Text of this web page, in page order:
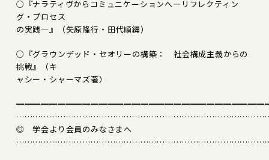
○『ナラティヴからコミュニケーションへ―リフレクティン
グ・プロセス
の実践―』（矢原隆行・田代順編）
○『グラウンデッド・セオリーの構築： 社会構成主義からの
挑戦』（キ
ャシー・シャーマズ著）
◎ 学会より会員のみなさまへ